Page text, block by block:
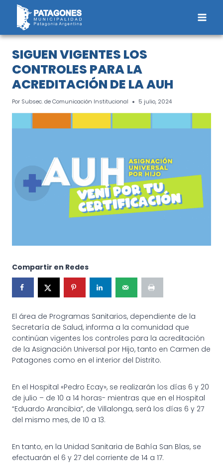
Saltar
contenido
SIGUEN VIGENTES LOS
CONTROLES PARA LA
ACREDITACIÓN DE LA AUH
Por Subsec. de Comunicación Institucional 5 julio, 2024
Compartir en Redes
El área de Programas Sanitarios, dependiente de la
Secretaría de Salud, informa a la comunidad que
continúan vigentes los controles para la acreditación
de la Asignación Universal por Hijo, tanto en Carmen de
Patagones como en el interior del Distrito.
En el Hospital «Pedro Ecay», se realizarán los días 6 y 20
de julio – de 10 a 14 horas- mientras que en el Hospital
“Eduardo Arancibia”, de Villalonga, será los días 6 y 27
del mismo mes, de 10 a 13.
En tanto, en la Unidad Sanitaria de Bahía San Blas, se
efectuarán el 6 y 27 del corriente de 14 a 17.